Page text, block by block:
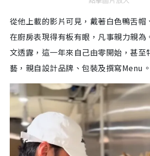
從他上載的影片可見，戴著白色鴨舌帽
在廚房表現得有板有眼，凡事親力親為
文透露，這一年來自己由零開始，甚至
藝，親自設計品牌、包裝及撰寫Menu。